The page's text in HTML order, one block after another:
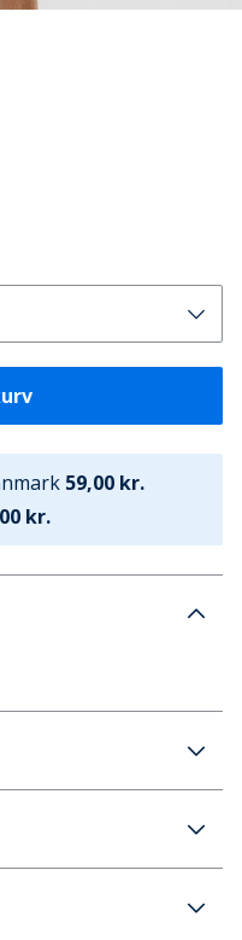
59,00 kr.
kr.
kr. (700 kr.+ GRATIS)